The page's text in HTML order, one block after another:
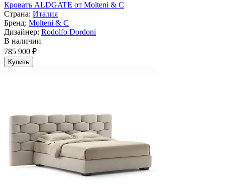
Кровать ALDGATE от Molteni & C
Страна: Италия
Бренд: Molteni & C
Дизайнер: Rodolfo Dordoni
В наличии
785 900 ₽
Купить